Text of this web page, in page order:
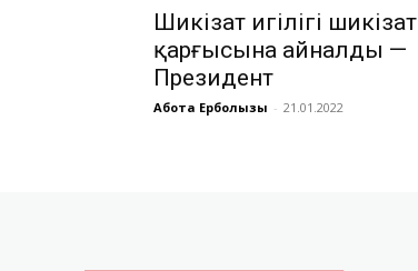
Шикізат игілігі шикізат
қарғысына айналды —
Президент
Ақбота Ерболқызы - 21.01.2022